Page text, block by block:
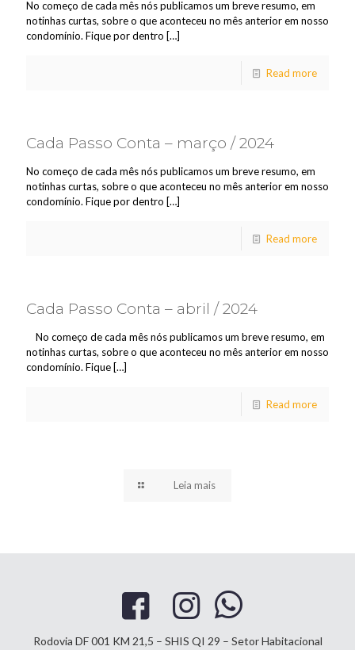
No começo de cada mês nós publicamos um breve resumo, em
notinhas curtas, sobre o que aconteceu no mês anterior em nosso
condomínio. Fique por dentro […]
Read more
Cada Passo Conta – março / 2024
No começo de cada mês nós publicamos um breve resumo, em
notinhas curtas, sobre o que aconteceu no mês anterior em nosso
condomínio. Fique por dentro […]
Read more
Cada Passo Conta – abril / 2024
No começo de cada mês nós publicamos um breve resumo, em
notinhas curtas, sobre o que aconteceu no mês anterior em nosso
condomínio. Fique […]
Read more
Leia mais
Rodovia DF 001 KM 21,5 – SHIS QI 29 – Setor Habitacional